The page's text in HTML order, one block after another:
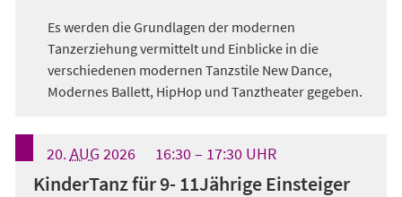
Es werden die Grundlagen der modernen
Tanzerziehung vermittelt und Einblicke in die
verschiedenen modernen Tanzstile New Dance,
Modernes Ballett, HipHop und Tanztheater gegeben.
20.AUG 2026 16:30 17:30UHR
KinderTanz für 9- 11Jährige Einsteiger